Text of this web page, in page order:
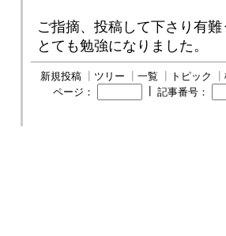
ご指摘、投稿して下さり有
とても勉強になりました。
新規投稿 ツリー 一覧 トピック
ページ：
記事番号：